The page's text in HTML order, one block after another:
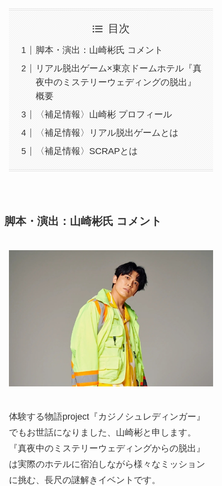
目次
脚本・演出：山崎彬氏 コメント
リアル脱出ゲーム×東京ドームホテル『真
夜中のミステリーウェディングの脱出』
概要
〈補足情報〉山崎彬 プロフィール
〈補足情報〉リアル脱出ゲームとは
〈補足情報〉SCRAPとは
脚本・演出：山崎彬氏 コメント
体験する物語project『カジノシュレディンガー』
でもお世話になりました、山崎彬と申します。
『真夜中のミステリーウェディングからの脱出』
は実際のホテルに宿泊しながら様々なミッション
に挑む、長尺の謎解きイベントです。